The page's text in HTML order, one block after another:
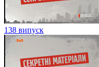
138 випуск